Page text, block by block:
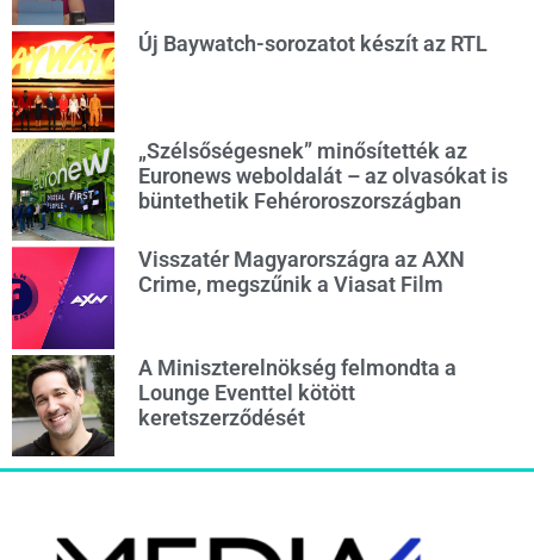
Új Baywatch-sorozatot készít az RTL
„Szélsőségesnek” minősítették az
Euronews weboldalát – az olvasókat is
büntethetik Fehéroroszországban
Visszatér Magyarországra az AXN
Crime, megszűnik a Viasat Film
A Miniszterelnökség felmondta a
Lounge Eventtel kötött
keretszerződését